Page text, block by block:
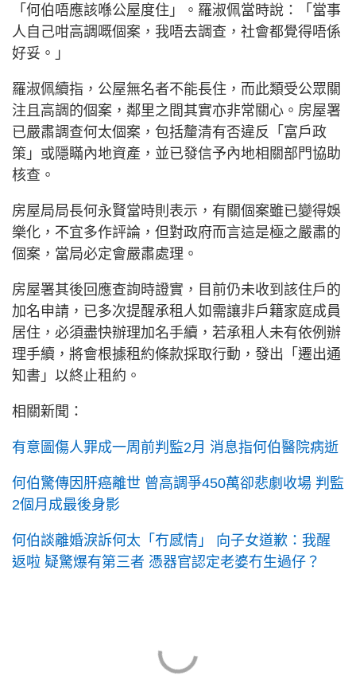
「何伯唔應該喺公屋度住」。羅淑佩當時說：「當事
人自己咁高調嘅個案，我唔去調查，社會都覺得唔係
好妥。」
羅淑佩續指，公屋無名者不能長住，而此類受公眾關
注且高調的個案，鄰里之間其實亦非常關心。房屋署
已嚴肅調查何太個案，包括釐清有否違反「富戶政
策」或隱瞞內地資產，並已發信予內地相關部門協助
核查。
房屋局局長何永賢當時則表示，有關個案雖已變得娛
樂化，不宜多作評論，但對政府而言這是極之嚴肅的
個案，當局必定會嚴肅處理。
房屋署其後回應查詢時證實，目前仍未收到該住戶的
加名申請，已多次提醒承租人如需讓非戶籍家庭成員
居住，必須盡快辦理加名手續，若承租人未有依例辦
理手續，將會根據租約條款採取行動，發出「遷出通
知書」以終止租約。
相關新聞：
有意圖傷人罪成一周前判監2月 消息指何伯醫院病逝
何伯驚傳因肝癌離世 曾高調爭450萬卻悲劇收場 判監
2個月成最後身影
何伯談離婚淚訴何太「冇感情」 向子女道歉：我醒
返啦 疑驚爆有第三者 憑器官認定老婆冇生過仔？